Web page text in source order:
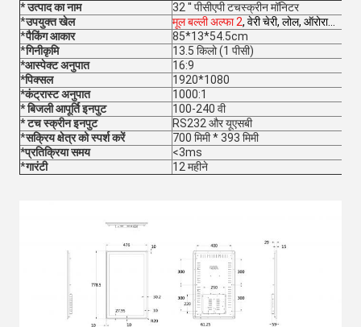
* उत्पाद का नाम
32 '' पीसीएपी टचस्क्रीन मॉनिटर
*उपयुक्त खेल मूल बल्ली अल्फा 2, वेरी चेरी, लोल, ऑरोरा...
*पैकिंग आकार
85*13*54.5cm
*गिनीकृमि
13.5 किलो (1 पीसी)
*आस्पेक्ट अनुपात
16:9
*पिक्सल
1920*1080
*कंट्रास्ट अनुपात
1000:1
* बिजली आपूर्ति इनपुट
100-240 वी
* टच स्क्रीन इनपुट
RS232 और यूएसबी
*सक्रिय क्षेत्र को स्पर्श करें
700 मिमी * 393 मिमी
*प्रतिक्रिया समय
<3ms
*गारंटी 12 महीने